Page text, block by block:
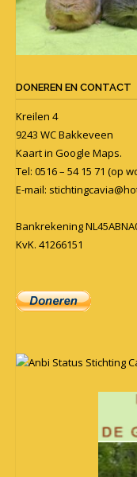
DONEREN EN CONTACT
Kreilen 4
9243 WC Bakkeveen
Kaart in Google Maps.
Tel: 0516 – 54 15 71 (op
E-mail:
Bankrekening
KvK. 41266151
Anbi Status Stichting